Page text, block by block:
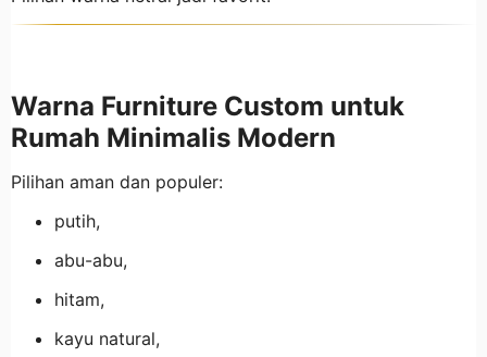
Warna Furniture Custom untuk
Rumah Minimalis Modern
Pilihan aman dan populer:
putih,
abu-abu,
hitam,
kayu natural,